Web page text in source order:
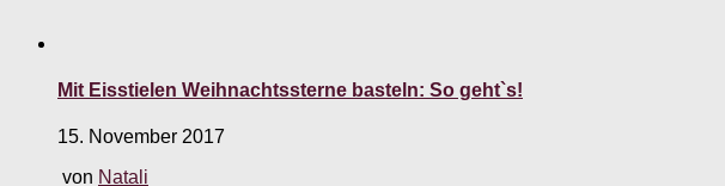
Mit Eisstielen Weihnachtssterne basteln: So geht`s!
15. November 2017
von Natali